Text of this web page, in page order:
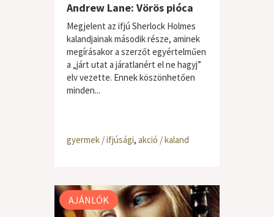
Andrew Lane: Vörös pióca
Megjelent az ifjú Sherlock Holmes
kalandjainak második része, aminek
megírásakor a szerzőt egyértelműen
a „járt utat a járatlanért el ne hagyj”
elv vezette. Ennek köszönhetően
minden...
gyermek / ifjúsági, akció / kaland
AJÁNLÓK